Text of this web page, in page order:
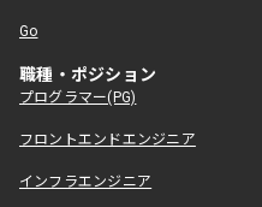
Go
職種・ポジション
プログラマー(PG)
フロントエンドエンジニア
インフラエンジニア